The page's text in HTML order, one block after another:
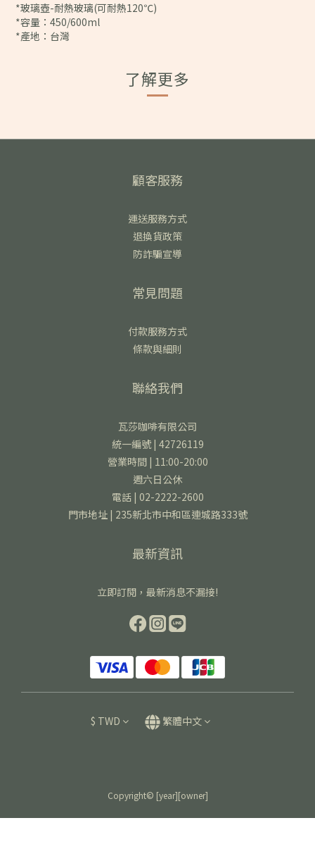
*玻璃壺-耐熱玻璃(可耐熱120℃)
*容量：450/600ml
*產地：台灣
了解更多
顧客服務
運送服務方式
退換貨政策
防詐騙宣導
常見問題
付款服務方式
條款與細則
聯絡我們
瓦莎咖啡有限公司
統一編號 | 42726119
營業時間 | 11:00-20:00
週六日公休
電話 | 02-2222-2600
門市地址 | 235新北市中和區連城路333號
最新資訊
立即訂閱，最新消息不漏接!
$ TWD 繁體中文
Copyright© [year][owner]